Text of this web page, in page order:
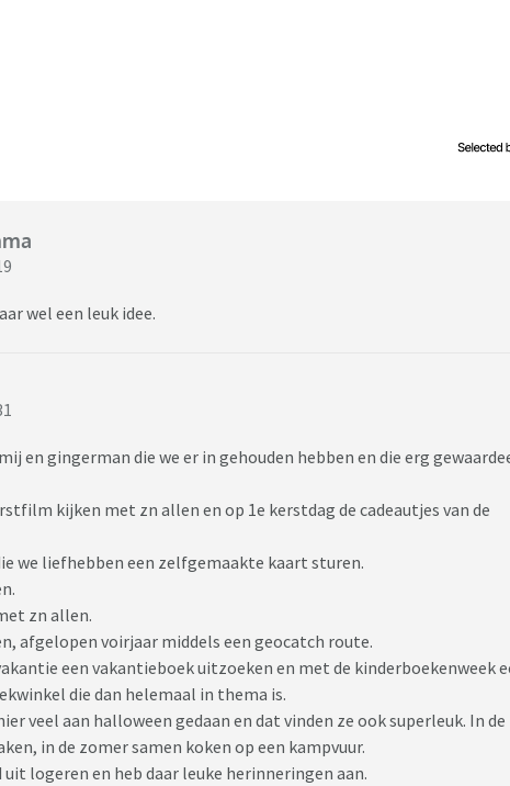
wel een leuk idee.
en gingerman die we er in gehouden hebben en die erg
kijken met zn allen en op 1e kerstdag de cadeautjes van de
we liefhebben een zelfgemaakte kaart sturen.
zn allen.
afgelopen voirjaar middels een geocatch route.
een vakantieboek uitzoeken en met de kinderboekenweek
die dan helemaal in thema is.
veel aan halloween gedaan en dat vinden ze ook superleuk. In de
in de zomer samen koken op een kampvuur.
logeren en heb daar leuke herinneringen aan.